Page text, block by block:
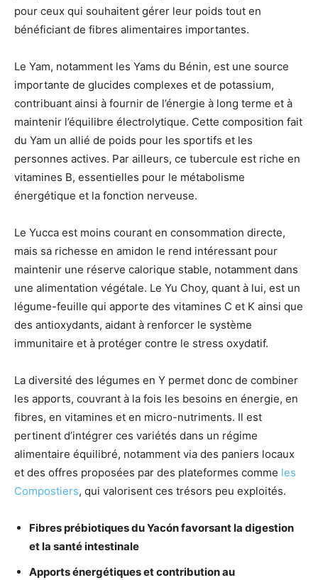
pour ceux qui souhaitent gérer leur poids tout en
bénéficiant de fibres alimentaires importantes.
Le Yam, notamment les Yams du Bénin, est une source
importante de glucides complexes et de potassium,
contribuant ainsi à fournir de l’énergie à long terme et à
maintenir l’équilibre électrolytique. Cette composition fait
du Yam un allié de poids pour les sportifs et les
personnes actives. Par ailleurs, ce tubercule est riche en
vitamines B, essentielles pour le métabolisme
énergétique et la fonction nerveuse.
Le Yucca est moins courant en consommation directe,
mais sa richesse en amidon le rend intéressant pour
maintenir une réserve calorique stable, notamment dans
une alimentation végétale. Le Yu Choy, quant à lui, est un
légume-feuille qui apporte des vitamines C et K ainsi que
des antioxydants, aidant à renforcer le système
immunitaire et à protéger contre le stress oxydatif.
La diversité des légumes en Y permet donc de combiner
les apports, couvrant à la fois les besoins en énergie, en
fibres, en vitamines et en micro-nutriments. Il est
pertinent d’intégrer ces variétés dans un régime
alimentaire équilibré, notamment via des paniers locaux
et des offres proposées par des plateformes comme les
Compostiers, qui valorisent ces trésors peu exploités.
Fibres prébiotiques du Yacón favorsant la digestion
et la santé intestinale
Apports énergétiques et contribution au